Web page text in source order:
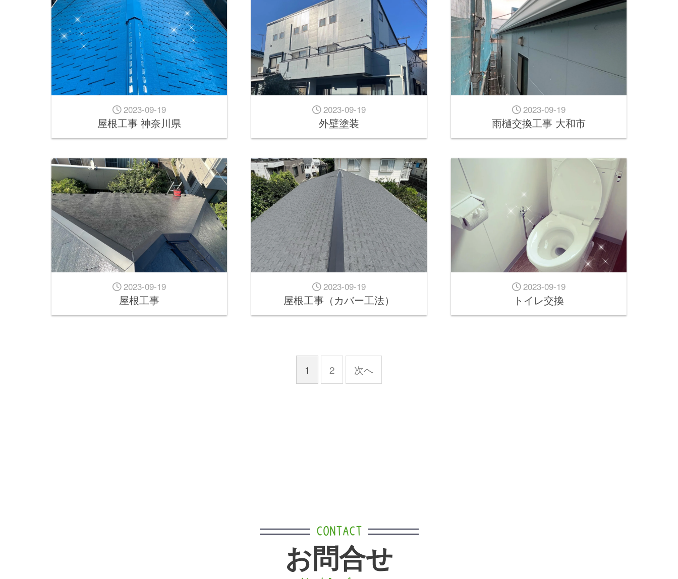
2023-09-19
屋根工事 神奈川県
2023-09-19
外壁塗装
2023-09-19
雨樋交換工事 大和市
2023-09-19
屋根工事
2023-09-19
屋根工事（カバー工法）
2023-09-19
トイレ交換
1 2 次へ
CONTACT
お問合せ